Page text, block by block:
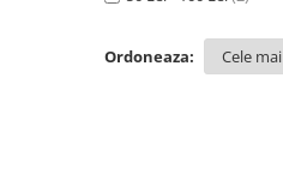
Pompe pneumatice cu membrana
dubla Anest Iwata Japonia
Ordoneaza: